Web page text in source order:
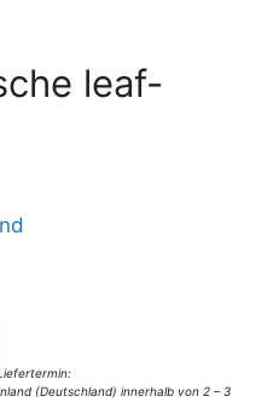
leaf-
(Deutschland) innerhalb von 2 – 3